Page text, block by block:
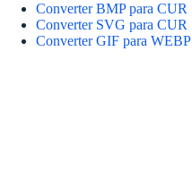
Converter BMP para CUR
Converter SVG para CUR
Converter GIF para WEBP